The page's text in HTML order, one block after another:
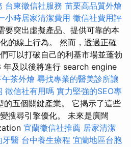
台東徵信社服務 苗栗高品質外燴
小時居家清潔費用 徵信社費用評
要突出虛擬產品、提供可靠的本
的線上行為。 然而，透過正確
可以打破自己的利基市場並蓬勃
及以後將進行 search engine
茶外燴 尋找專業的醫美診所讓
徵信社有用嗎 實力堅強的SEO專
的五個關鍵產業。 它揭示了這些
搜尋引擎優化。 未來是廣闊
宜蘭徵信社推薦 居家清潔
牙醫 台中養生療程 宜蘭地區台胞